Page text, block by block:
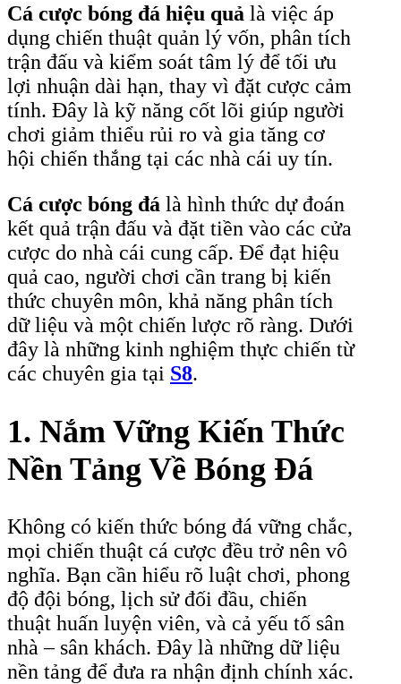
Cá cược bóng đá hiệu quả là việc áp
dụng chiến thuật quản lý vốn, phân tích
trận đấu và kiểm soát tâm lý để tối ưu
lợi nhuận dài hạn, thay vì đặt cược cảm
tính. Đây là kỹ năng cốt lõi giúp người
chơi giảm thiểu rủi ro và gia tăng cơ
hội chiến thắng tại các nhà cái uy tín.
Cá cược bóng đá là hình thức dự đoán
kết quả trận đấu và đặt tiền vào các cửa
cược do nhà cái cung cấp. Để đạt hiệu
quả cao, người chơi cần trang bị kiến
thức chuyên môn, khả năng phân tích
dữ liệu và một chiến lược rõ ràng. Dưới
đây là những kinh nghiệm thực chiến từ
các chuyên gia tại S8.
1. Nắm Vững Kiến Thức
Nền Tảng Về Bóng Đá
Không có kiến thức bóng đá vững chắc,
mọi chiến thuật cá cược đều trở nên vô
nghĩa. Bạn cần hiểu rõ luật chơi, phong
độ đội bóng, lịch sử đối đầu, chiến
thuật huấn luyện viên, và cả yếu tố sân
nhà – sân khách. Đây là những dữ liệu
nền tảng để đưa ra nhận định chính xác.